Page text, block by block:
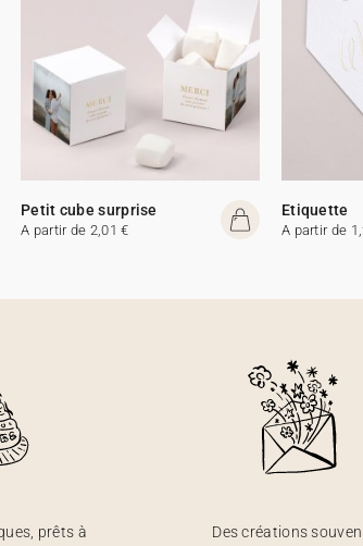
Petit cube surprise
A partir de 2,01 €
Etiquette
A partir de
prêts à
Des créations